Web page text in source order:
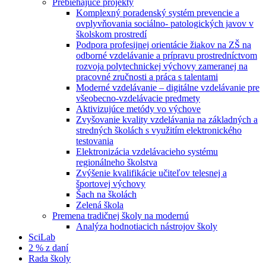
Prebiehajúce projekty
Komplexný poradenský systém prevencie a
ovplyvňovania sociálno- patologických javov v
školskom prostredí
Podpora profesijnej orientácie žiakov na ZŠ na
odborné vzdelávanie a prípravu prostredníctvom
rozvoja polytechnickej výchovy zameranej na
pracovné zručnosti a práca s talentami
Moderné vzdelávanie – digitálne vzdelávanie pre
všeobecno-vzdelávacie predmety
Aktivizujúce metódy vo výchove
Zvyšovanie kvality vzdelávania na základných a
stredných školách s využitím elektronického
testovania
Elektronizácia vzdelávacieho systému
regionálneho školstva
Zvýšenie kvalifikácie učiteľov telesnej a
športovej výchovy
Šach na školách
Zelená škola
Premena tradičnej školy na modernú
Analýza hodnotiacich nástrojov školy
SciLab
2 % z daní
Rada školy